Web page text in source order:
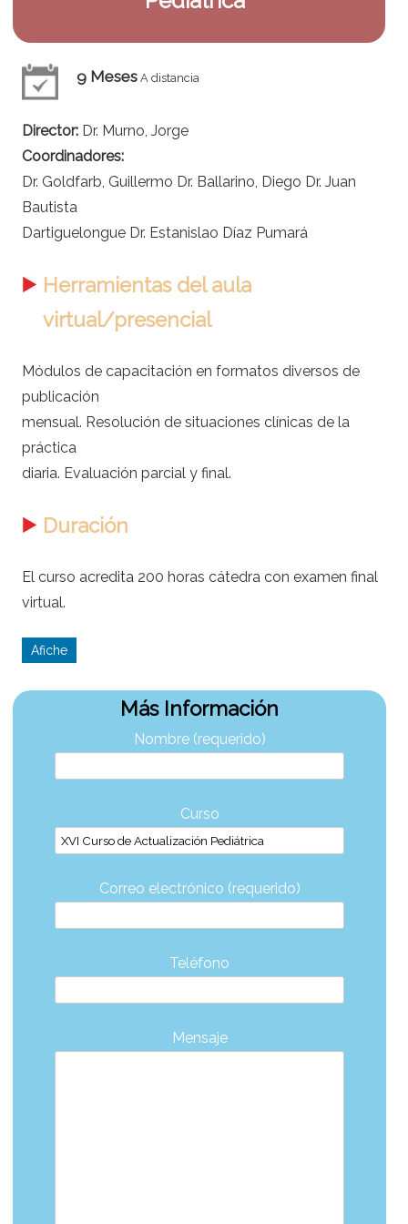
9 MesesA distancia
Director: Dr. Murno, Jorge
Coordinadores:
Dr. Goldfarb, Guillermo Dr. Ballarino, Diego Dr. Juan
Bautista
Dartiguelongue Dr. Estanislao Díaz Pumará
Herramientas del aula
virtual/presencial
Módulos de capacitación en formatos diversos de
publicación
mensual. Resolución de situaciones clínicas de la
práctica
diaria. Evaluación parcial y final.
Duración
El curso acredita 200 horas cátedra con examen final
virtual.
Afiche
Más Información
Nombre (requerido)
Curso
Correo electrónico (requerido)
Teléfono
Mensaje